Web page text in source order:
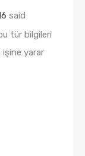
said
tür bilgileri
işine yarar